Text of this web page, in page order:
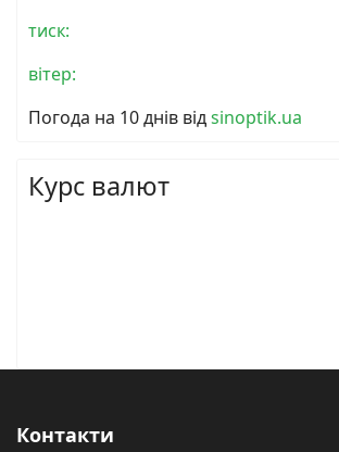
тиск:
вітер:
Погода на 10 днів відsinoptik.ua
Курс валют
Контакти